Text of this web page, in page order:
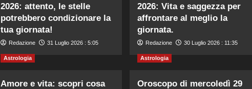
2026: attento, le stelle
potrebbero condizionare la
tua giornata!
Redazione 31 Luglio 2026 : 5:05
2026: Vita e saggezza per
affrontare al meglio la
giornata.
Redazione 30 Luglio 2026 : 11:35
Astrologia
Amore e vita: scopri cosa
Astrologia
Oroscopo di mercoledì 29